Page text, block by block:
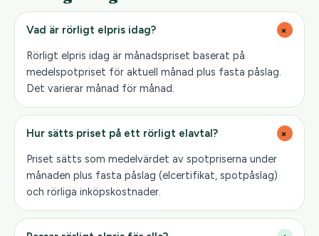
Vad är rörligt elpris idag? +
Rörligt elpris idag är månadspriset baserat på
medelspotpriset för aktuell månad plus fasta påslag.
Det varierar månad för månad.
Hur sätts priset på ett rörligt elavtal? +
Priset sätts som medelvärdet av spotpriserna under
månaden plus fasta påslag (elcertifikat, spotpåslag)
och rörliga inköpskostnader.